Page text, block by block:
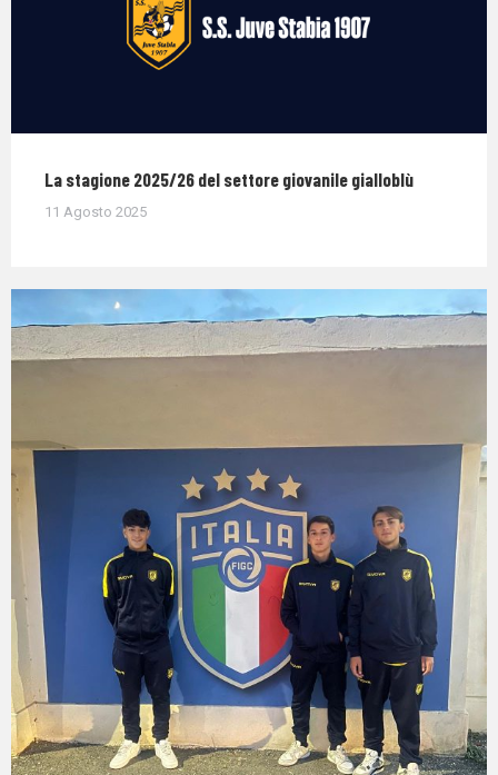
La stagione 2025/26 del settore giovanile gialloblù
11 Agosto 2025